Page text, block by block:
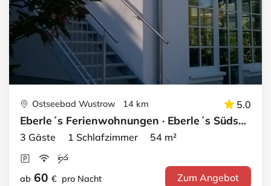
Ostseebad Wustrow 14 km 5.0
Eberle´s Ferienwohnungen · Eberle´s Südsonne
3 Gäste 1 Schlafzimmer 54 m²
ab 60 € pro Nacht Zum Angebot